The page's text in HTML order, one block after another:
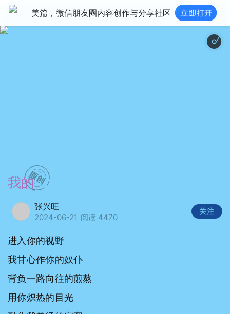
美篇，微信朋友圈内容创作与分享社区
我的
张兴旺
2024-06-21 阅读 4470
关注
进入你的视野
​我甘心作你的奴仆
背负一路向往的煎熬
用你炽热的目光
夏日天空 人声